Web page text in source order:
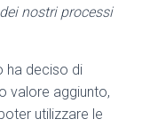
nostri processi
ha deciso di
valore aggiunto,
utilizzare le